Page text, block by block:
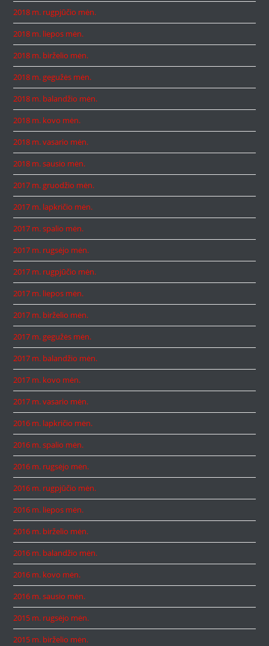
2018 m. rugpjūčio mėn.
2018 m. liepos mėn.
2018 m. birželio mėn.
2018 m. gegužės mėn.
2018 m. balandžio mėn.
2018 m. kovo mėn.
2018 m. vasario mėn.
2018 m. sausio mėn.
2017 m. gruodžio mėn.
2017 m. lapkričio mėn.
2017 m. spalio mėn.
2017 m. rugsėjo mėn.
2017 m. rugpjūčio mėn.
2017 m. liepos mėn.
2017 m. birželio mėn.
2017 m. gegužės mėn.
2017 m. balandžio mėn.
2017 m. kovo mėn.
2017 m. vasario mėn.
2016 m. lapkričio mėn.
2016 m. spalio mėn.
2016 m. rugsėjo mėn.
2016 m. rugpjūčio mėn.
2016 m. liepos mėn.
2016 m. birželio mėn.
2016 m. balandžio mėn.
2016 m. kovo mėn.
2016 m. sausio mėn.
2015 m. rugsėjo mėn.
2015 m. birželio mėn.